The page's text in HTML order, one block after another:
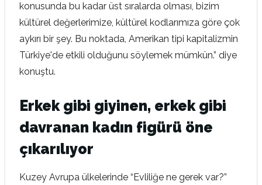
konusunda bu kadar üst sıralarda olması, bizim
kültürel değerlerimize, kültürel kodlarımıza göre çok
aykırı bir şey. Bu noktada, Amerikan tipi kapitalizmin
Türkiye'de etkili olduğunu söylemek mümkün.” diye
konuştu.
Erkek gibi giyinen, erkek gibi
davranan kadın figürü öne
çıkarılıyor
Kuzey Avrupa ülkelerinde “Evliliğe ne gerek var?”